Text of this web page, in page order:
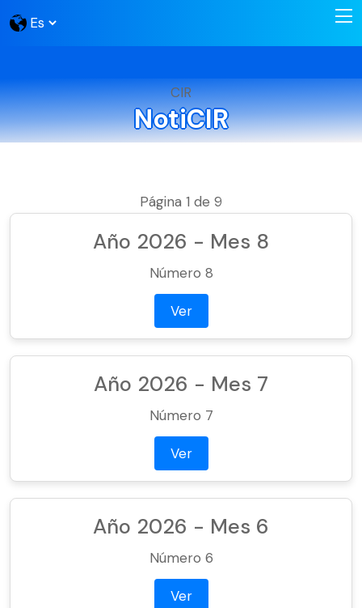
CIR
NotiCIR
Página 1 de 9
Año 2026 - Mes 8
Número 8
Ver
Año 2026 - Mes 7
Número 7
Ver
Año 2026 - Mes 6
Número 6
Ver